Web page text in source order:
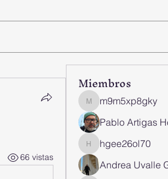
66 vistas
Miembros
m9m5xp8gky
m9m5xp8gky
Pablo Artigas
hgee26ol70
hgee26ol70
Andrea Uvalle